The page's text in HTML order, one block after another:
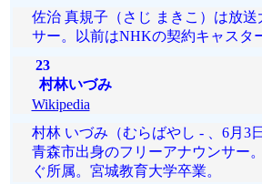
佐治 真規子（さじ まきこ）は放
サー。以前はNHKの契約キャスタ
23
村林いづみ
Wikipedia
村林 いづみ（むらばやし - 、6月3
青森市出身のフリーアナウンサー
ぐ所属。宮城教育大学卒業。